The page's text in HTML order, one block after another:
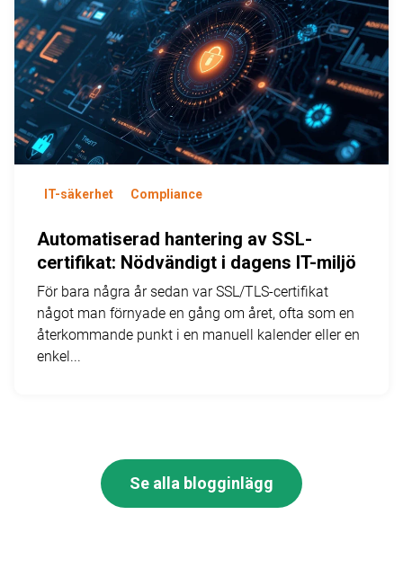
IT-säkerhet Compliance
Automatiserad hantering av SSL-
certifikat: Nödvändigt i dagens IT-miljö
För bara några år sedan var SSL/TLS-certifikat
något man förnyade en gång om året, ofta som en
återkommande punkt i en manuell kalender eller en
enkel...
Se alla blogginlägg